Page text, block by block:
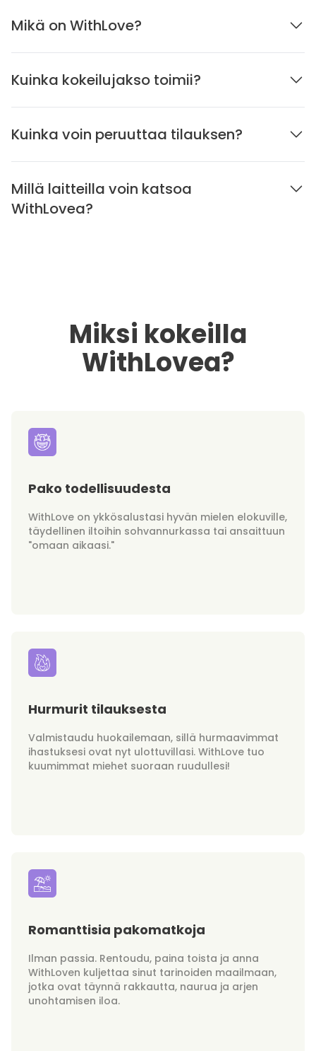
Mikä on WithLove?
Kuinka kokeilujakso toimii?
Kuinka voin peruuttaa tilauksen?
Millä laitteilla voin katsoa
WithLovea?
Miksi kokeilla
WithLovea?
Pako todellisuudesta
WithLove on ykkösalustasi hyvän mielen elokuville,
täydellinen iltoihin sohvannurkassa tai ansaittuun
"omaan aikaasi."
Hurmurit tilauksesta
Valmistaudu huokailemaan, sillä hurmaavimmat
ihastuksesi ovat nyt ulottuvillasi. WithLove tuo
kuumimmat miehet suoraan ruudullesi!
Romanttisia pakomatkoja
Ilman passia. Rentoudu, paina toista ja anna
WithLoven kuljettaa sinut tarinoiden maailmaan,
jotka ovat täynnä rakkautta, naurua ja arjen
unohtamisen iloa.